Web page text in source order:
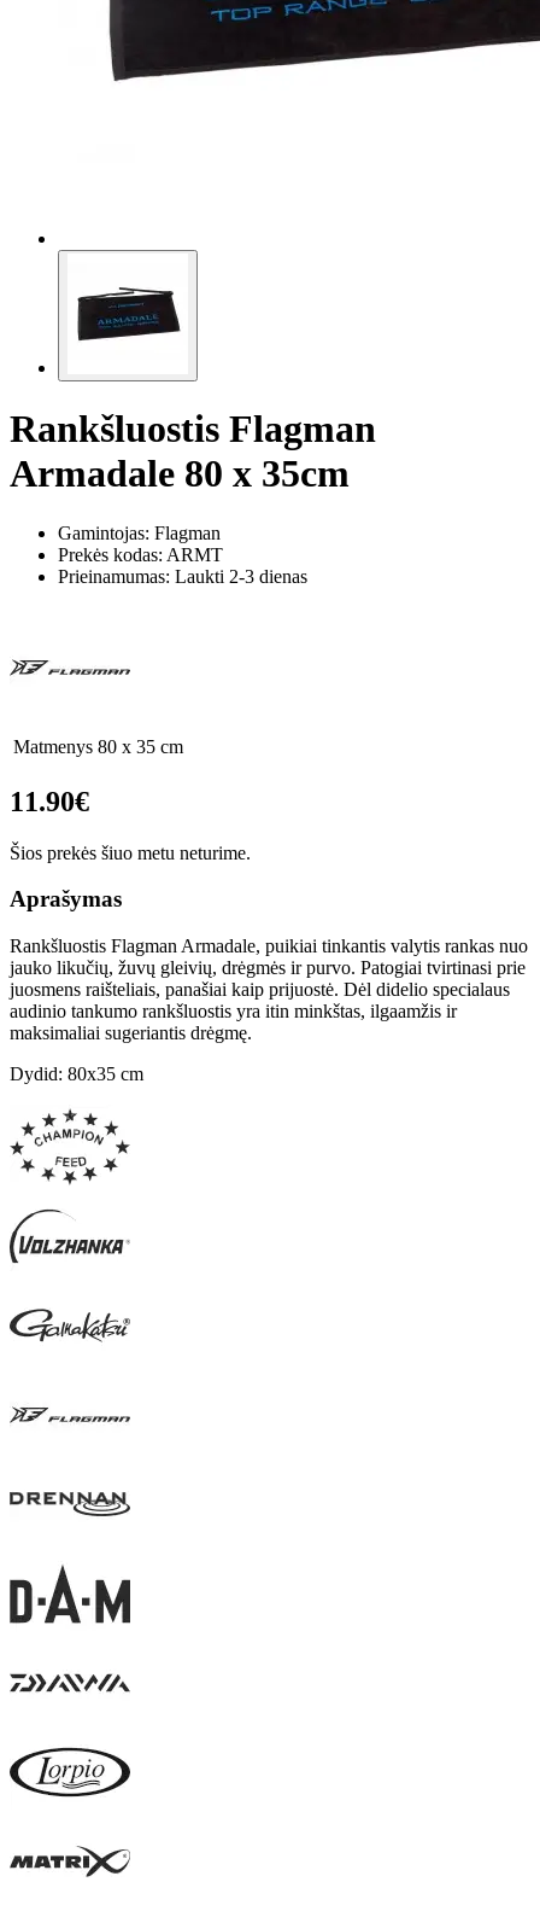
Rankšluostis Flagman
Armadale 80 x 35cm
Gamintojas: Flagman
Prekės kodas: ARMT
Prieinamumas: Laukti 2-3 dienas
Matmenys 80 x 35 cm
11.90€
Šios prekės šiuo metu neturime.
Aprašymas
Rankšluostis Flagman Armadale, puikiai tinkantis valytis rankas nuo
jauko likučių, žuvų gleivių, drėgmės ir purvo. Patogiai tvirtinasi prie
juosmens raišteliais, panašiai kaip prijuostė. Dėl didelio specialaus
audinio tankumo rankšluostis yra itin minkštas, ilgaamžis ir
maksimaliai sugeriantis drėgmę.
Dydid: 80x35 cm